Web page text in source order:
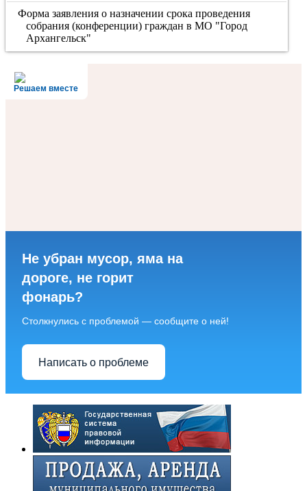
Форма заявления о назначении срока проведения
собрания (конференции) граждан в МО "Город
Архангельск"
Решаем вместе
Не убран мусор, яма на
дороге, не горит
фонарь?
Столкнулись с проблемой — сообщите о ней!
Написать о проблеме